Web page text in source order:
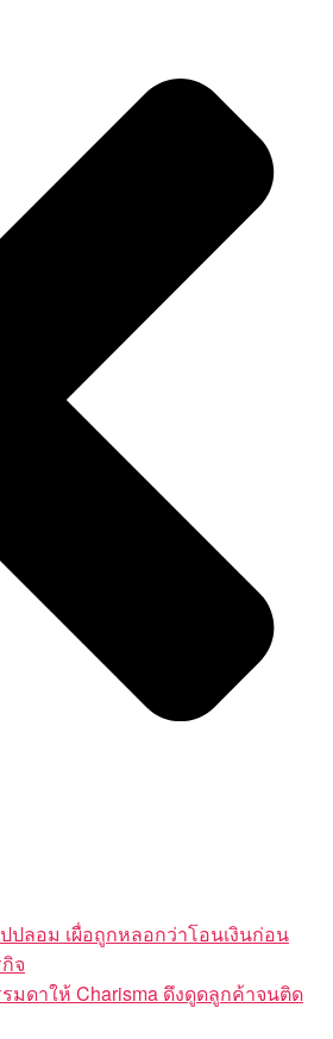
ปลอม เผื่อถูกหลอกว่าโอนเงินก่อน
จ
มดาให้ Charisma ดึงดูดลูกค้าจนติด